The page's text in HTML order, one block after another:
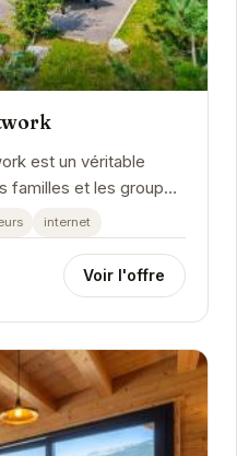
est un véritable
familles et les groupes
et de...
internet
Voir l'offre